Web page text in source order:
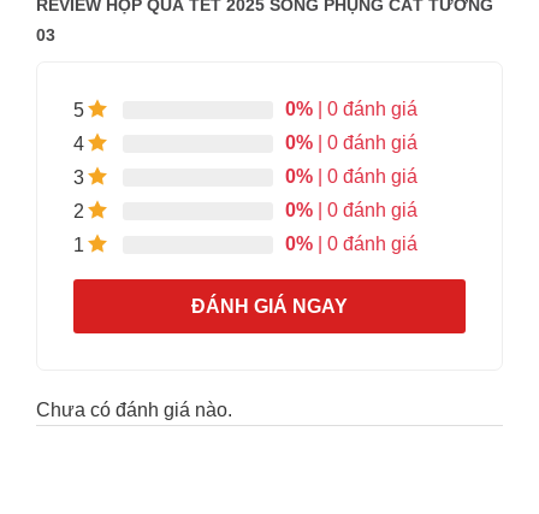
REVIEW HỘP QUÀ TẾT 2025 SONG PHỤNG CÁT TƯỜNG
03
5 0% | 0 đánh giá
4
0% | 0 đánh giá
3
0% | 0 đánh giá
2
0% | 0 đánh giá
1
0% | 0 đánh giá
ĐÁNH GIÁ NGAY
Chưa có đánh giá nào.